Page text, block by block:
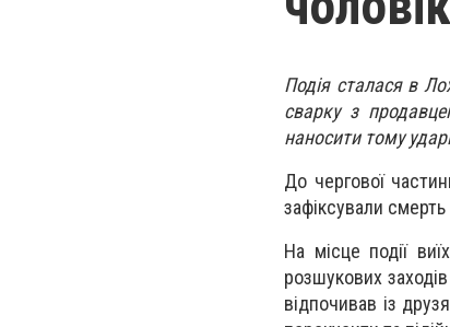
Подія сталася в
сварку з
наносити тому
До чергової
зафіксували
На місце події
розшукових
відпочивав із